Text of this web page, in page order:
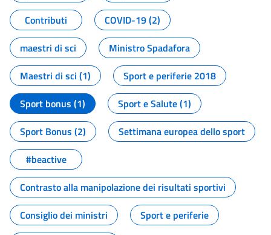
Contributi
COVID-19 (2)
maestri di sci
Ministro Spadafora
Maestri di sci (1)
Sport e periferie 2018
Sport bonus (1)
Sport e Salute (1)
Sport Bonus (2)
Settimana europea dello sport
#beactive
Contrasto alla manipolazione dei risultati sportivi
Consiglio dei ministri
Sport e periferie